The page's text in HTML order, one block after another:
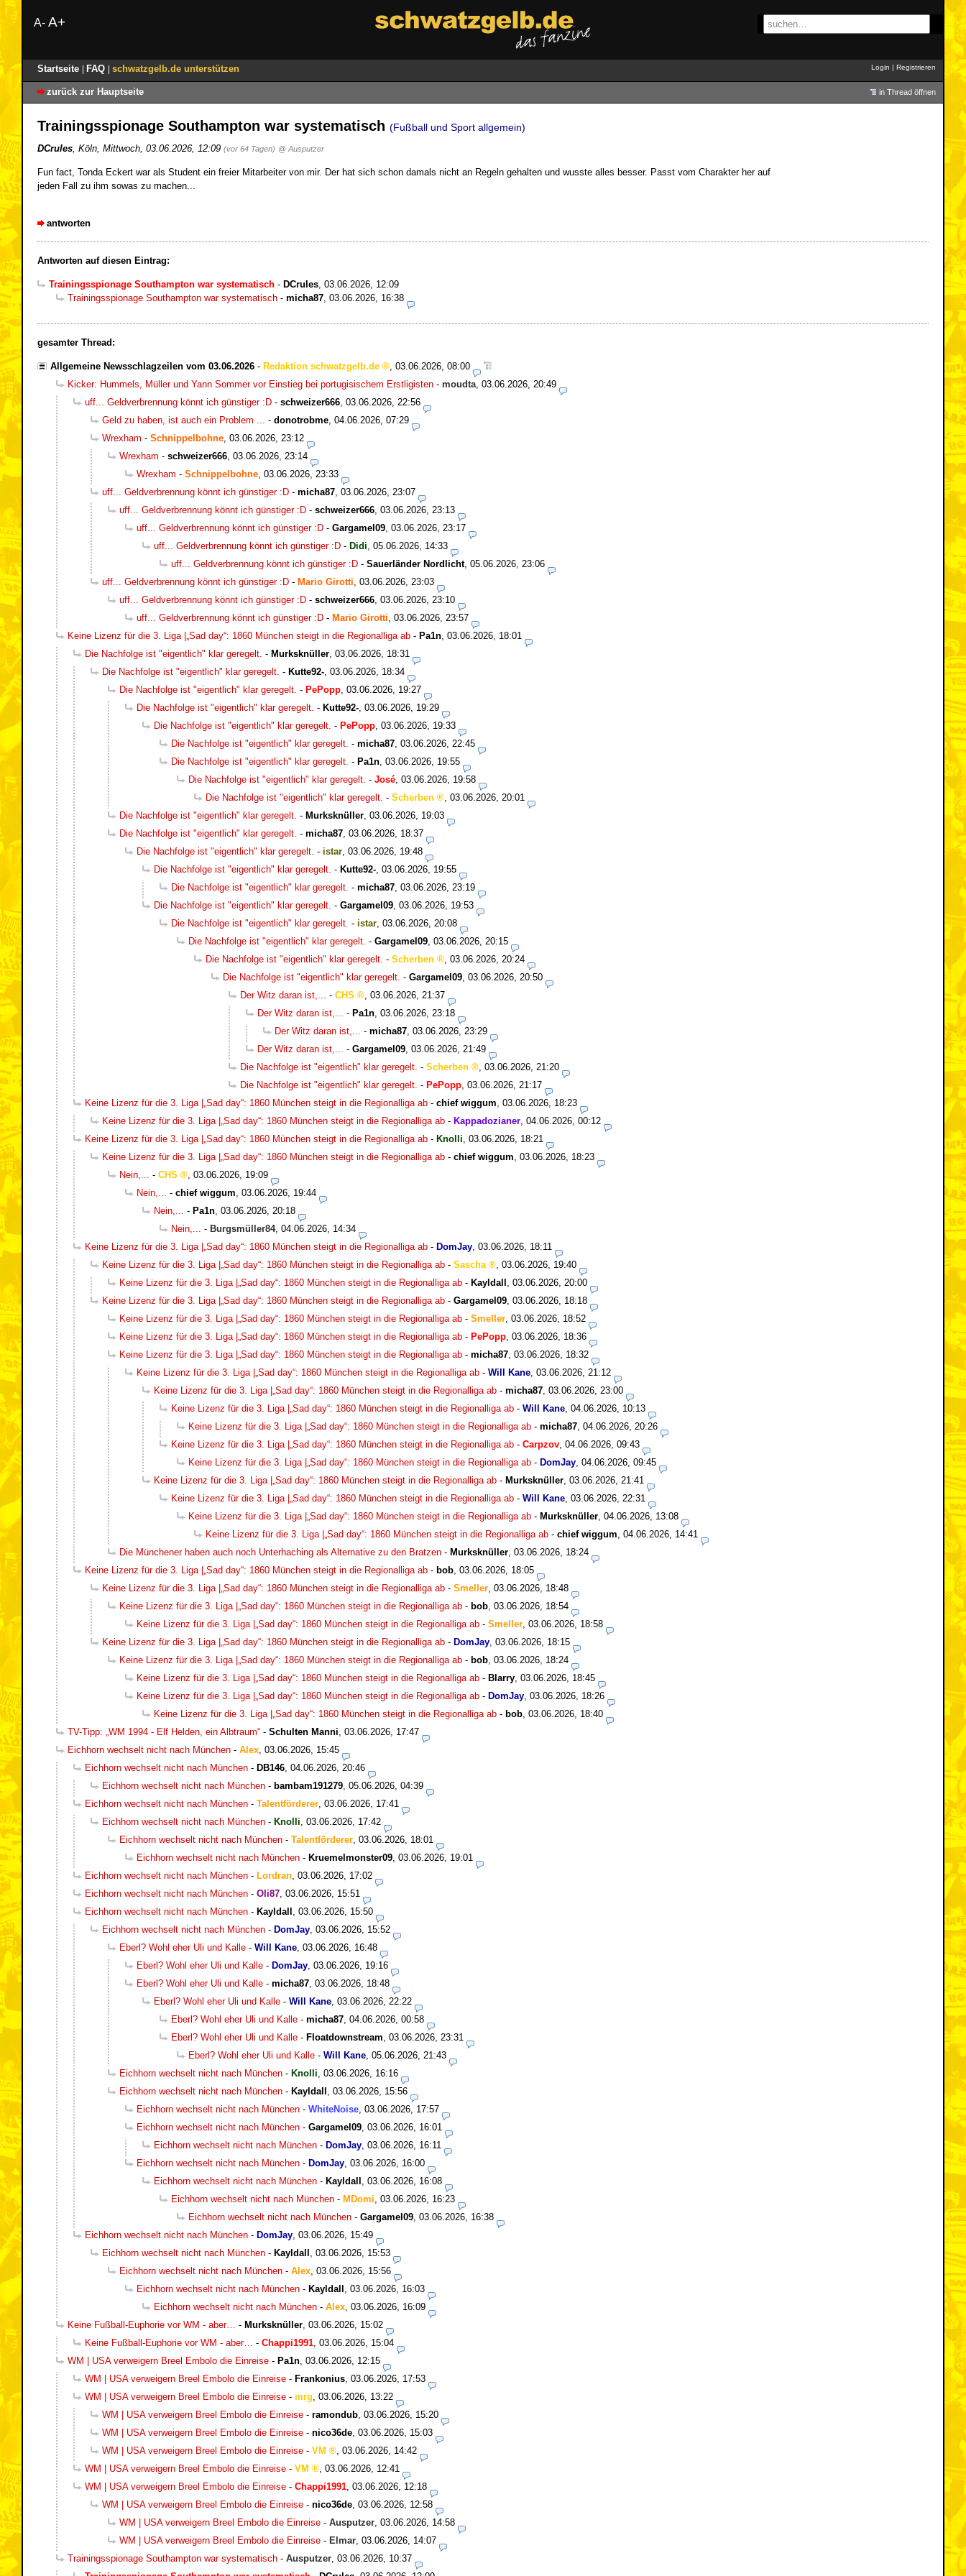
A- A+
Startseite FAQ schwatzgelb.de unterstützen Login | Registrieren
zurück zur Hauptseite in Thread öffnen
Trainingsspionage Southampton war systematisch (Fußball und Sport allgemein)
DCrules Köln Mittwoch, 03.06.2026, 12:09 (vor 64 Tagen) @ Ausputzer
Fun fact, Tonda Eckert war als Student ein freier Mitarbeiter von mir. Der hat sich schon damals nicht an Regeln gehalten und wusste alles besser. Passt vom Charakter her auf
jeden Fall zu ihm sowas zu machen...
antworten
Antworten auf diesen Eintrag:
Trainingsspionage Southampton war systematisch - DCrules 03.06.2026, 12:09
Trainingsspionage Southampton war systematisch - micha87 03.06.2026, 16:38
gesamter Thread:
Allgemeine Newsschlagzeilen vom 03.06.2026 - Redaktion schwatzgelb.de
03.06.2026, 08:00
Kicker: Hummels, Müller und Yann Sommer vor Einstieg bei portugisischem Erstligisten - moudta 03.06.2026, 20:49
uff... Geldverbrennung könnt ich günstiger :D - schweizer666 03.06.2026, 22:56
Geld zu haben, ist auch ein Problem ...
- donotrobme 04.06.2026, 07:29
Wrexham - Schnippelbohne 03.06.2026, 23:12
Wrexham - schweizer666 03.06.2026, 23:14
Wrexham - Schnippelbohne 03.06.2026, 23:33
uff... Geldverbrennung könnt ich günstiger :D - micha87 03.06.2026, 23:07
uff... Geldverbrennung könnt ich günstiger :D - schweizer666 03.06.2026, 23:13
uff... Geldverbrennung könnt ich günstiger :D - Gargamel09 03.06.2026, 23:17
uff... Geldverbrennung könnt ich günstiger :D - Didi 05.06.2026, 14:33
uff... Geldverbrennung könnt ich günstiger :D - Sauerländer Nordlicht, 05.06.2026, 23:06
uff... Geldverbrennung könnt ich günstiger :D - Mario Girotti 03.06.2026, 23:03
uff... Geldverbrennung könnt ich günstiger :D - schweizer666 03.06.2026, 23:10
uff... Geldverbrennung könnt ich günstiger :D - Mario Girotti 03.06.2026, 23:57
Keine Lizenz für die 3. Liga |„Sad day“: 1860 München steigt in die Regionalliga ab - Pa1n 03.06.2026, 18:01
Die Nachfolge ist "eigentlich" klar geregelt. - Murksknüller 03.06.2026, 18:31
Die Nachfolge ist "eigentlich" klar geregelt. - Kutte92- 03.06.2026, 18:34
Die Nachfolge ist "eigentlich" klar geregelt. - PePopp 03.06.2026, 19:27
Die Nachfolge ist "eigentlich" klar geregelt. - Kutte92- 03.06.2026, 19:29
Die Nachfolge ist "eigentlich" klar geregelt. - PePopp 03.06.2026, 19:33
Die Nachfolge ist "eigentlich" klar geregelt. - micha87 03.06.2026, 22:45
Die Nachfolge ist "eigentlich" klar geregelt. - Pa1n 03.06.2026, 19:55
Die Nachfolge ist "eigentlich" klar geregelt. - José 03.06.2026, 19:58
Die Nachfolge ist "eigentlich" klar geregelt. - Scherben
03.06.2026, 20:01
Die Nachfolge ist "eigentlich" klar geregelt. - Murksknüller 03.06.2026, 19:03
Die Nachfolge ist "eigentlich" klar geregelt. - micha87 03.06.2026, 18:37
Die Nachfolge ist "eigentlich" klar geregelt. - istar 03.06.2026, 19:48
Die Nachfolge ist "eigentlich" klar geregelt. - Kutte92- 03.06.2026, 19:55
Die Nachfolge ist "eigentlich" klar geregelt. - micha87 03.06.2026, 23:19
Die Nachfolge ist "eigentlich" klar geregelt. - Gargamel09 03.06.2026, 19:53
Die Nachfolge ist "eigentlich" klar geregelt. - istar 03.06.2026, 20:08
Die Nachfolge ist "eigentlich" klar geregelt. - Gargamel09 03.06.2026, 20:15
Die Nachfolge ist "eigentlich" klar geregelt. - Scherben
03.06.2026, 20:24
Die Nachfolge ist "eigentlich" klar geregelt. - Gargamel09 03.06.2026, 20:50
Der Witz daran ist,...
- CHS
03.06.2026, 21:37
Der Witz daran ist,...
- Pa1n 03.06.2026, 23:18
Der Witz daran ist,...
- micha87 03.06.2026, 23:29
Der Witz daran ist,...
- Gargamel09 03.06.2026, 21:49
Die Nachfolge ist "eigentlich" klar geregelt. - Scherben
03.06.2026, 21:20
Die Nachfolge ist "eigentlich" klar geregelt. - PePopp 03.06.2026, 21:17
Keine Lizenz für die 3. Liga |„Sad day“: 1860 München steigt in die Regionalliga ab - chief wiggum 03.06.2026, 18:23
Keine Lizenz für die 3. Liga |„Sad day“: 1860 München steigt in die Regionalliga ab - Kappadozianer 04.06.2026, 00:12
Keine Lizenz für die 3. Liga |„Sad day“: 1860 München steigt in die Regionalliga ab - Knolli 03.06.2026, 18:21
Keine Lizenz für die 3. Liga |„Sad day“: 1860 München steigt in die Regionalliga ab - chief wiggum 03.06.2026, 18:23
Nein,...
- CHS
03.06.2026, 19:09
Nein,...
- chief wiggum 03.06.2026, 19:44
Nein,...
- Pa1n 03.06.2026, 20:18
Nein,...
- Burgsmüller84, 04.06.2026, 14:34
Keine Lizenz für die 3. Liga |„Sad day“: 1860 München steigt in die Regionalliga ab - DomJay 03.06.2026, 18:11
Keine Lizenz für die 3. Liga |„Sad day“: 1860 München steigt in die Regionalliga ab - Sascha
03.06.2026, 19:40
Keine Lizenz für die 3. Liga |„Sad day“: 1860 München steigt in die Regionalliga ab - Kayldall 03.06.2026, 20:00
Keine Lizenz für die 3. Liga |„Sad day“: 1860 München steigt in die Regionalliga ab - Gargamel09 03.06.2026, 18:18
Keine Lizenz für die 3. Liga |„Sad day“: 1860 München steigt in die Regionalliga ab - Smeller 03.06.2026, 18:52
Keine Lizenz für die 3. Liga |„Sad day“: 1860 München steigt in die Regionalliga ab - PePopp 03.06.2026, 18:36
Keine Lizenz für die 3. Liga |„Sad day“: 1860 München steigt in die Regionalliga ab - micha87 03.06.2026, 18:32
Keine Lizenz für die 3. Liga |„Sad day“: 1860 München steigt in die Regionalliga ab - Will Kane 03.06.2026, 21:12
Keine Lizenz für die 3. Liga |„Sad day“: 1860 München steigt in die Regionalliga ab - micha87 03.06.2026, 23:00
Keine Lizenz für die 3. Liga |„Sad day“: 1860 München steigt in die Regionalliga ab - Will Kane 04.06.2026, 10:13
Keine Lizenz für die 3. Liga |„Sad day“: 1860 München steigt in die Regionalliga ab - micha87 04.06.2026, 20:26
Keine Lizenz für die 3. Liga |„Sad day“: 1860 München steigt in die Regionalliga ab - Carpzov 04.06.2026, 09:43
Keine Lizenz für die 3. Liga |„Sad day“: 1860 München steigt in die Regionalliga ab - DomJay 04.06.2026, 09:45
Keine Lizenz für die 3. Liga |„Sad day“: 1860 München steigt in die Regionalliga ab - Murksknüller 03.06.2026, 21:41
Keine Lizenz für die 3. Liga |„Sad day“: 1860 München steigt in die Regionalliga ab - Will Kane 03.06.2026, 22:31
Keine Lizenz für die 3. Liga |„Sad day“: 1860 München steigt in die Regionalliga ab - Murksknüller 04.06.2026, 13:08
Keine Lizenz für die 3. Liga |„Sad day“: 1860 München steigt in die Regionalliga ab - chief wiggum 04.06.2026, 14:41
Die Münchener haben auch noch Unterhaching als Alternative zu den Bratzen - Murksknüller 03.06.2026, 18:24
Keine Lizenz für die 3. Liga |„Sad day“: 1860 München steigt in die Regionalliga ab - bob 03.06.2026, 18:05
Keine Lizenz für die 3. Liga |„Sad day“: 1860 München steigt in die Regionalliga ab - Smeller 03.06.2026, 18:48
Keine Lizenz für die 3. Liga |„Sad day“: 1860 München steigt in die Regionalliga ab - bob 03.06.2026, 18:54
Keine Lizenz für die 3. Liga |„Sad day“: 1860 München steigt in die Regionalliga ab - Smeller 03.06.2026, 18:58
Keine Lizenz für die 3. Liga |„Sad day“: 1860 München steigt in die Regionalliga ab - DomJay 03.06.2026, 18:15
Keine Lizenz für die 3. Liga |„Sad day“: 1860 München steigt in die Regionalliga ab - bob 03.06.2026, 18:24
Keine Lizenz für die 3. Liga |„Sad day“: 1860 München steigt in die Regionalliga ab - Blarry 03.06.2026, 18:45
Keine Lizenz für die 3. Liga |„Sad day“: 1860 München steigt in die Regionalliga ab - DomJay 03.06.2026, 18:26
Keine Lizenz für die 3. Liga |„Sad day“: 1860 München steigt in die Regionalliga ab - bob 03.06.2026, 18:40
TV-Tipp: „WM 1994 - Elf Helden, ein Albtraum“ - Schulten Manni 03.06.2026, 17:47
Eichhorn wechselt nicht nach München - Alex 03.06.2026, 15:45
Eichhorn wechselt nicht nach München - DB146 04.06.2026, 20:46
Eichhorn wechselt nicht nach München - bambam191279 05.06.2026, 04:39
Eichhorn wechselt nicht nach München - Talentförderer 03.06.2026, 17:41
Eichhorn wechselt nicht nach München - Knolli 03.06.2026, 17:42
Eichhorn wechselt nicht nach München - Talentförderer 03.06.2026, 18:01
Eichhorn wechselt nicht nach München - Kruemelmonster09 03.06.2026, 19:01
Eichhorn wechselt nicht nach München - Lordran 03.06.2026, 17:02
Eichhorn wechselt nicht nach München - Oli87 03.06.2026, 15:51
Eichhorn wechselt nicht nach München - Kayldall 03.06.2026, 15:50
Eichhorn wechselt nicht nach München - DomJay 03.06.2026, 15:52
Eberl? Wohl eher Uli und Kalle - Will Kane 03.06.2026, 16:48
Eberl? Wohl eher Uli und Kalle - DomJay 03.06.2026, 19:16
Eberl? Wohl eher Uli und Kalle - micha87 03.06.2026, 18:48
Eberl? Wohl eher Uli und Kalle - Will Kane 03.06.2026, 22:22
Eberl? Wohl eher Uli und Kalle - micha87 04.06.2026, 00:58
Eberl? Wohl eher Uli und Kalle - Floatdownstream 03.06.2026, 23:31
Eberl? Wohl eher Uli und Kalle - Will Kane 05.06.2026, 21:43
Eichhorn wechselt nicht nach München - Knolli 03.06.2026, 16:16
Eichhorn wechselt nicht nach München - Kayldall 03.06.2026, 15:56
Eichhorn wechselt nicht nach München - WhiteNoise 03.06.2026, 17:57
Eichhorn wechselt nicht nach München - Gargamel09 03.06.2026, 16:01
Eichhorn wechselt nicht nach München - DomJay 03.06.2026, 16:11
Eichhorn wechselt nicht nach München - DomJay 03.06.2026, 16:00
Eichhorn wechselt nicht nach München - Kayldall 03.06.2026, 16:08
Eichhorn wechselt nicht nach München - MDomi 03.06.2026, 16:23
Eichhorn wechselt nicht nach München - Gargamel09 03.06.2026, 16:38
Eichhorn wechselt nicht nach München - DomJay 03.06.2026, 15:49
Eichhorn wechselt nicht nach München - Kayldall 03.06.2026, 15:53
Eichhorn wechselt nicht nach München - Alex 03.06.2026, 15:56
Eichhorn wechselt nicht nach München - Kayldall 03.06.2026, 16:03
Eichhorn wechselt nicht nach München - Alex 03.06.2026, 16:09
Keine Fußball-Euphorie vor WM - aber…
- Murksknüller 03.06.2026, 15:02
Keine Fußball-Euphorie vor WM - aber…
- Chappi1991 03.06.2026, 15:04
WM | USA verweigern Breel Embolo die Einreise - Pa1n 03.06.2026, 12:15
WM | USA verweigern Breel Embolo die Einreise - Frankonius 03.06.2026, 17:53
WM | USA verweigern Breel Embolo die Einreise - mrg 03.06.2026, 13:22
WM | USA verweigern Breel Embolo die Einreise - ramondub 03.06.2026, 15:20
WM | USA verweigern Breel Embolo die Einreise - nico36de 03.06.2026, 15:03
WM | USA verweigern Breel Embolo die Einreise - VM
03.06.2026, 14:42
WM | USA verweigern Breel Embolo die Einreise - VM
03.06.2026, 12:41
WM | USA verweigern Breel Embolo die Einreise - Chappi1991 03.06.2026, 12:18
WM | USA verweigern Breel Embolo die Einreise - nico36de 03.06.2026, 12:58
WM | USA verweigern Breel Embolo die Einreise - Ausputzer 03.06.2026, 14:58
WM | USA verweigern Breel Embolo die Einreise - Elmar 03.06.2026, 14:07
Trainingsspionage Southampton war systematisch - Ausputzer 03.06.2026, 10:37